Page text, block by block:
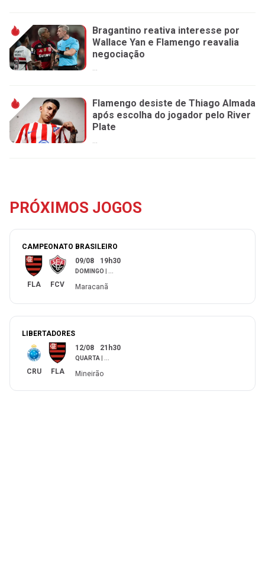
Bragantino reativa interesse por
Wallace Yan e Flamengo reavalia
negociação
Flamengo desiste de Thiago Almada
após escolha do jogador pelo River
Plate
...
PRÓXIMOS JOGOS
CAMPEONATO BRASILEIRO
FLA FCV
09/08 19h30
DOMINGO ...
Maracanã
LIBERTADORES
CRU FLA
12/08 21h30
QUARTA ...
Mineirão